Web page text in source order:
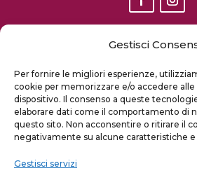
Gestisci
Per fornire le migliori esperienze,
cookie per memorizzare e/o accedere alle
dispositivo. Il consenso a queste
elaborare dati come il comportamento di
questo sito. Non acconsentire o ritirare il
negativamente su alcune caratteristiche e
Gestisci servizi
fase